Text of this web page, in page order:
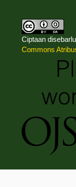
Ciptaan
Commons